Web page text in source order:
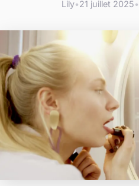
Lily•21 juillet 2025•